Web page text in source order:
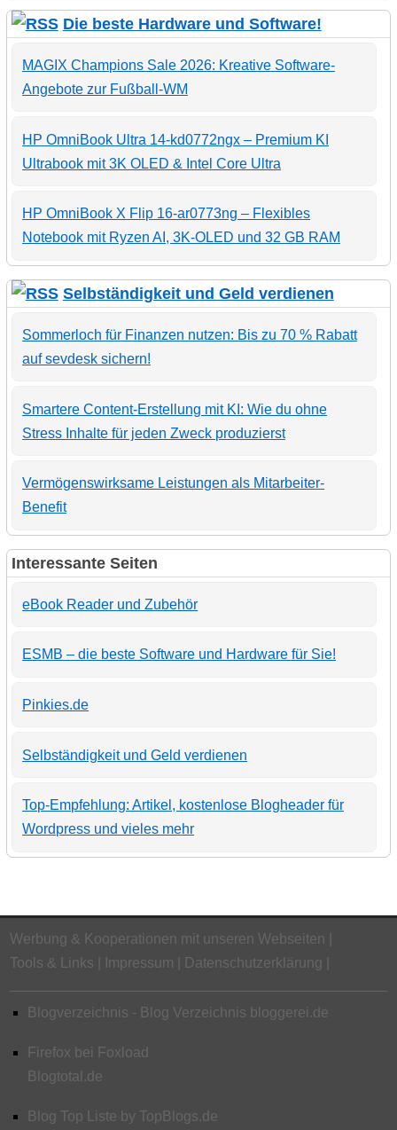
Die beste Hardware und Software!
MAGIX Champions Sale 2026: Kreative Software-
Angebote zur Fußball-WM
HP OmniBook Ultra 14-kd0772ngx – Premium KI
Ultrabook mit 3K OLED & Intel Core Ultra
HP OmniBook X Flip 16-ar0773ng – Flexibles
Notebook mit Ryzen AI, 3K-OLED und 32 GB RAM
Selbständigkeit und Geld verdienen
Sommerloch für Finanzen nutzen: Bis zu 70 % Rabatt
auf sevdesk sichern!
Smartere Content-Erstellung mit KI: Wie du ohne
Stress Inhalte für jeden Zweck produzierst
Vermögenswirksame Leistungen als Mitarbeiter-
Benefit
Interessante Seiten
eBook Reader und Zubehör
ESMB – die beste Software und Hardware für Sie!
Pinkies.de
Selbständigkeit und Geld verdienen
Top-Empfehlung: Artikel, kostenlose Blogheader für
Wordpress und vieles mehr
Werbung & Kooperationen mit unseren Webseiten
Tools & Links
Impressum Datenschutzerklärung
Blogverzeichnis - Blog Verzeichnis bloggerei.de
Firefox bei Foxload
Blogtotal.de
Blog Top Liste by TopBlogs.de